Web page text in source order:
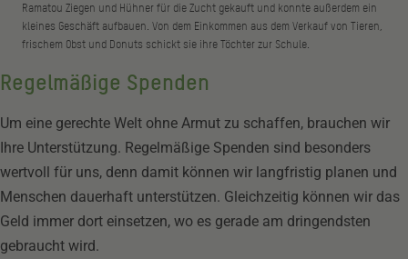
Ramatou Ziegen und Hühner für die Zucht gekauft und konnte außerdem ein
kleines Geschäft aufbauen. Von dem Einkommen aus dem Verkauf von Tieren,
frischem Obst und Donuts schickt sie ihre Töchter zur Schule.
Regelmäßige Spenden
Um eine gerechte Welt ohne Armut zu schaffen, brauchen wir
Ihre Unterstützung. Regelmäßige Spenden sind besonders
wertvoll für uns, denn damit können wir langfristig planen und
Menschen dauerhaft unterstützen. Gleichzeitig können wir das
Geld immer dort einsetzen, wo es gerade am dringendsten
gebraucht wird.